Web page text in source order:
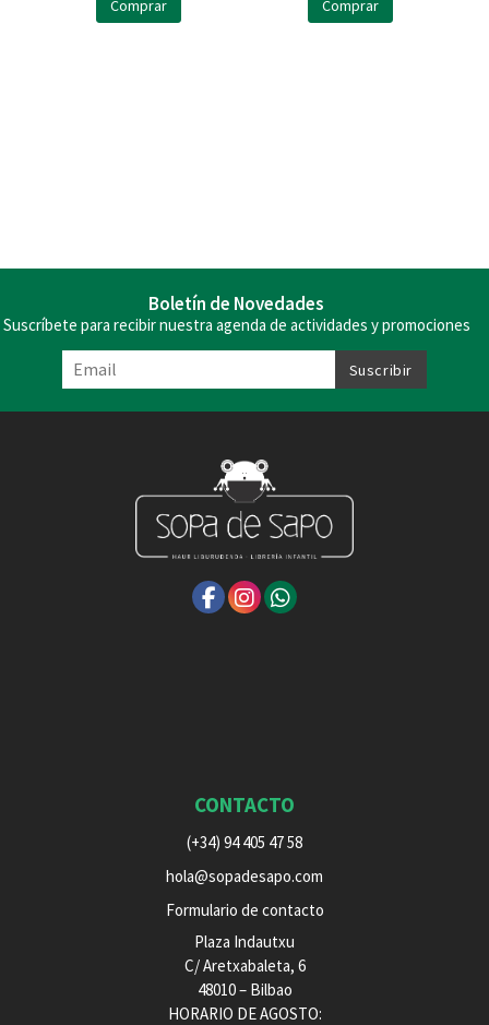
Comprar Comprar
Boletín de Novedades
Suscríbete para recibir nuestra agenda de actividades y promociones
CONTACTO
(+34) 94 405 47 58
hola@sopadesapo.com
Formulario de contacto
Plaza Indautxu
C/ Aretxabaleta, 6
48010 – Bilbao
HORARIO DE AGOSTO: